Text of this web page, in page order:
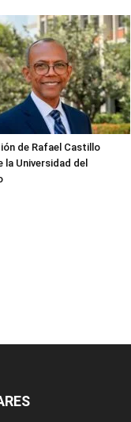
de Rafael Castillo
la Universidad del